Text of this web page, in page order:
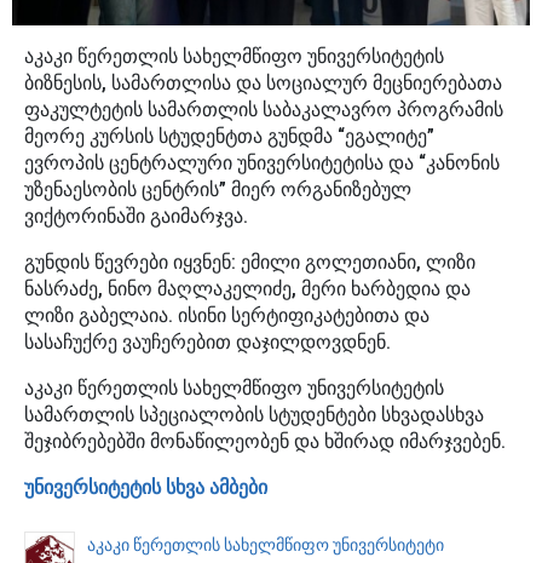
აკაკი წერეთლის სახელმწიფო უნივერსიტეტის
ბიზნესის, სამართლისა და სოციალურ მეცნიერებათა
ფაკულტეტის სამართლის საბაკალავრო პროგრამის
მეორე კურსის სტუდენტთა გუნდმა “ეგალიტე”
ევროპის ცენტრალური უნივერსიტეტისა და “კანონის
უზენაესობის ცენტრის” მიერ ორგანიზებულ
ვიქტორინაში გაიმარჯვა.
გუნდის წევრები იყვნენ: ემილი გოლეთიანი, ლიზი
ნასრაძე, ნინო მაღლაკელიძე, მერი ხარბედია და
ლიზი გაბელაია. ისინი სერტიფიკატებითა და
სასაჩუქრე ვაუჩერებით დაჯილდოვდნენ.
აკაკი წერეთლის სახელმწიფო უნივერსიტეტის
სამართლის სპეციალობის სტუდენტები სხვადასხვა
შეჯიბრებებში მონაწილეობენ და ხშირად იმარჯვებენ.
უნივერსიტეტის სხვა ამბები
აკაკი წერეთლის სახელმწიფო უნივერსიტეტი